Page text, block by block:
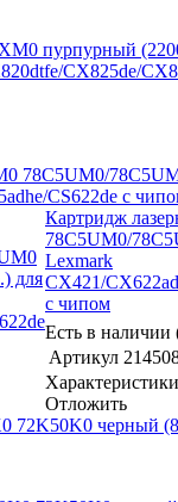
78C5UM0/
CS622de с
Картридж
78C5UM0/
Lexmark
CX421/
с чипом
Есть в наличии
Артикул
Характеристики
Отложить
черный